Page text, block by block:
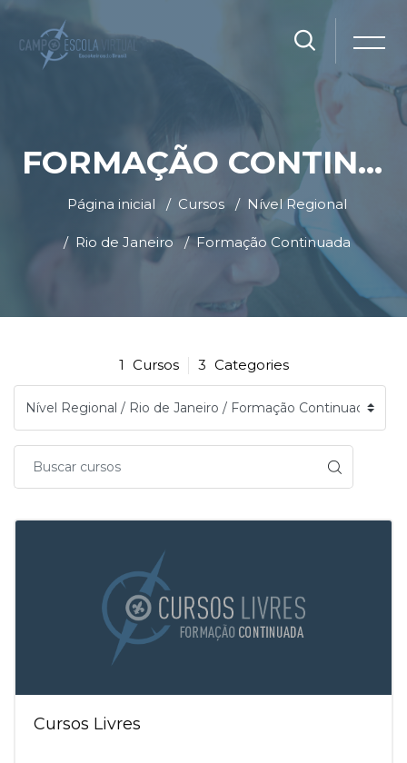
FORMAÇÃO CONTINUADA
Página inicial Cursos Nível Regional
Rio de Janeiro Formação Continuada
1 Cursos 3 Categories
Cursos Livres